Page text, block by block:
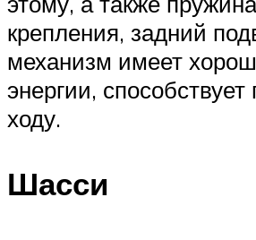
крепления, задний
механизм имеет
энергии,
ходу.
Шасси